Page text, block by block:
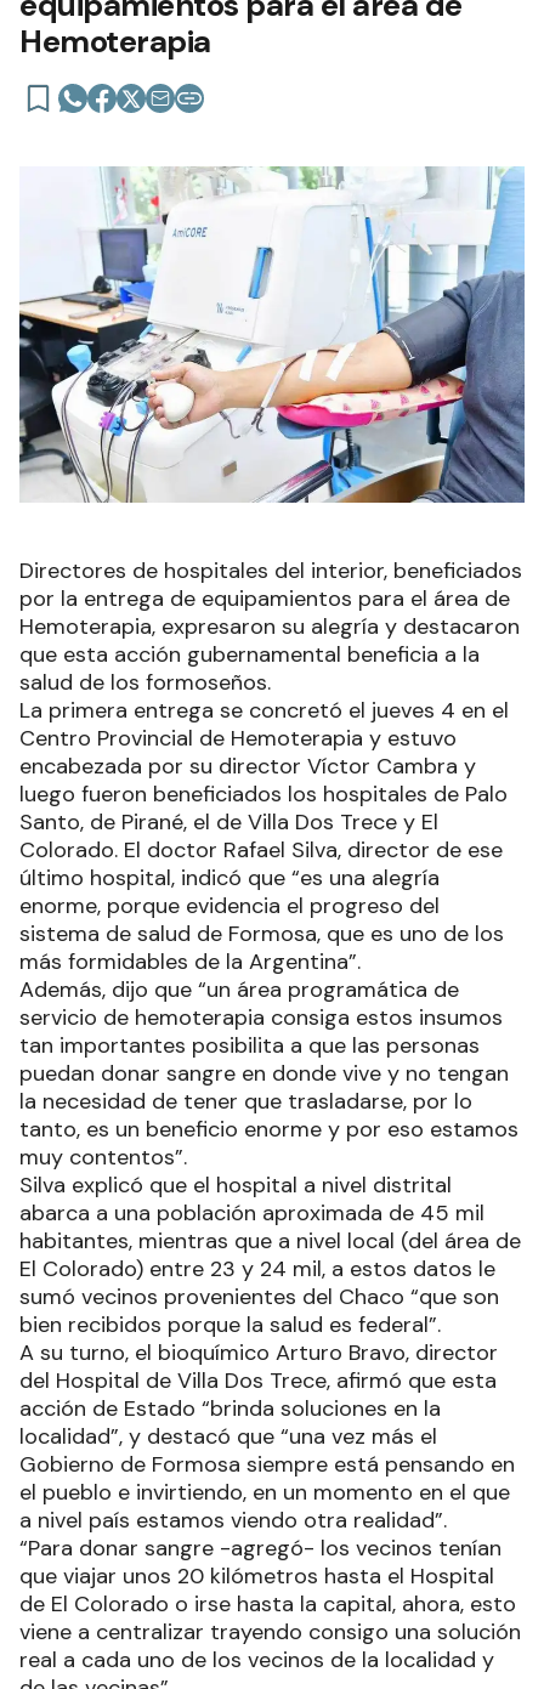
Hemoterapia
Directores de hospitales del interior, beneficiados
por la entrega de equipamientos para el área de
Hemoterapia, expresaron su alegría y destacaron
que esta acción gubernamental beneficia a la
salud de los formoseños.
La primera entrega se concretó el jueves 4 en el
Centro Provincial de Hemoterapia y estuvo
encabezada por su director Víctor Cambra y
luego fueron beneficiados los hospitales de Palo
Santo, de Pirané, el de Villa Dos Trece y El
Colorado. El doctor Rafael Silva, director de ese
último hospital, indicó que “es una alegría
enorme, porque evidencia el progreso del
sistema de salud de Formosa, que es uno de los
más formidables de la Argentina”.
Además, dijo que “un área programática de
servicio de hemoterapia consiga estos insumos
tan importantes posibilita a que las personas
puedan donar sangre en donde vive y no tengan
la necesidad de tener que trasladarse, por lo
tanto, es un beneficio enorme y por eso estamos
muy contentos”.
Silva explicó que el hospital a nivel distrital
abarca a una población aproximada de 45 mil
habitantes, mientras que a nivel local (del área de
El Colorado) entre 23 y 24 mil, a estos datos le
sumó vecinos provenientes del Chaco “que son
bien recibidos porque la salud es federal”.
A su turno, el bioquímico Arturo Bravo, director
del Hospital de Villa Dos Trece, afirmó que esta
acción de Estado “brinda soluciones en la
localidad”, y destacó que “una vez más el
Gobierno de Formosa siempre está pensando en
el pueblo e invirtiendo, en un momento en el que
a nivel país estamos viendo otra realidad”.
“Para donar sangre -agregó- los vecinos tenían
que viajar unos 20 kilómetros hasta el Hospital
de El Colorado o irse hasta la capital, ahora, esto
viene a centralizar trayendo consigo una solución
real a cada uno de los vecinos de la localidad y